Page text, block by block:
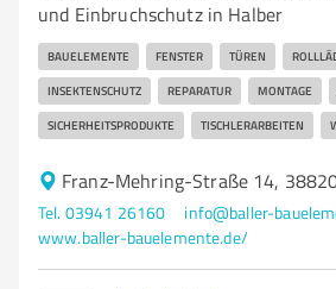
und Einbruchschutz in Halber
BAUELEMENTE FENSTER TÜREN
INSEKTENSCHUTZ REPARATUR MONTAGE
SICHERHEITSPRODUKTE TISCHLERARBEITEN
Franz-Mehring-Straße 14,
Tel. 03941 26160
info@baller-
www.baller-bauelemente.de/